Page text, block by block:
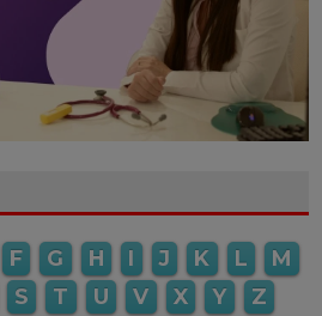
F G H I J K L
M
S T U V X Y Z